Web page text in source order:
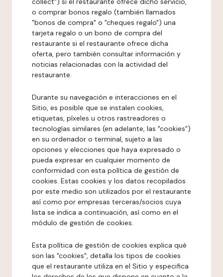
o comprar bonos regalo (también llamados
"bonos de compra" o "cheques regalo") una
tarjeta regalo o un bono de compra del
restaurante si el restaurante ofrece dicha
oferta, pero también consultar información y
noticias relacionadas con la actividad del
restaurante.
Durante su navegación e interacciones en el
Sitio, es posible que se instalen cookies,
etiquetas, píxeles u otros rastreadores o
tecnologías similares (en adelante, las "cookies")
en su ordenador o terminal, sujeto a las
opciones y elecciones que haya expresado o
pueda expresar en cualquier momento de
conformidad con esta política de gestión de
cookies. Estas cookies y los datos recopilados
por este medio son utilizados por el restaurante
así como por empresas terceras/socios cuya
lista se indica a continuación, así como en el
módulo de gestión de cookies.
Esta política de gestión de cookies explica qué
son las "cookies", detalla los tipos de cookies
que el restaurante utiliza en el Sitio y especifica